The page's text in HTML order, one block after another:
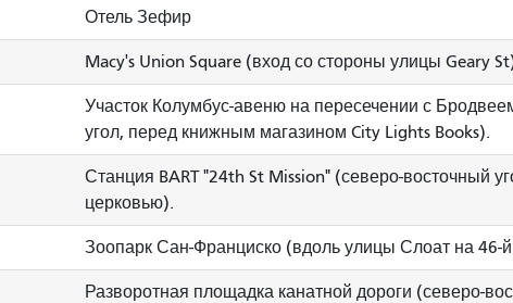
Отель Зефир
Macy's Union Square (вход со стороны улицы Geary
Участок Колумбус-авеню на пересечении с
угол, перед книжным магазином City Lights Books).
Станция BART "24th St Mission" (северо-восточный
церковью).
Зоопарк Сан-Франциско (вдоль улицы Слоат на 46-
Разворотная площадка канатной дороги (северо-